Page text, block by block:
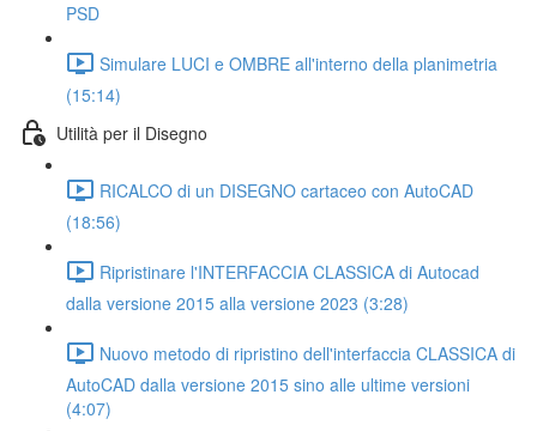
PSD
Simulare LUCI e OMBRE all'interno della planimetria
(15:14)
Utilità per il Disegno
RICALCO di un DISEGNO cartaceo con AutoCAD
(18:56)
Ripristinare l'INTERFACCIA CLASSICA di Autocad
dalla versione 2015 alla versione 2023 (3:28)
Nuovo metodo di ripristino dell'interfaccia CLASSICA di
AutoCAD dalla versione 2015 sino alle ultime versioni
(4:07)